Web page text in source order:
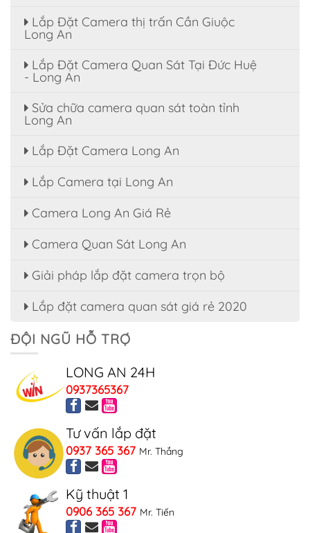
Lắp Đặt Camera thị trấn Cần Giuộc
Long An
Lắp Đặt Camera Quan Sát Tại Đức Huệ
- Long An
Sửa chữa camera quan sát toàn tỉnh
Long An
Lắp Đặt Camera Long An
Lắp Camera tại Long An
Camera Long An Giá Rẻ
Camera Quan Sát Long An
Giải pháp lắp đặt camera trọn bộ
Lắp đặt camera quan sát giá rẻ 2020
ĐỘI NGŨ HỖ TRỢ
LONG AN 24H
0937365367
Tư vấn lắp đặt
0937 365 367 Mr. Thắng
Kỹ thuật 1
0906 365 367 Mr. Tiến